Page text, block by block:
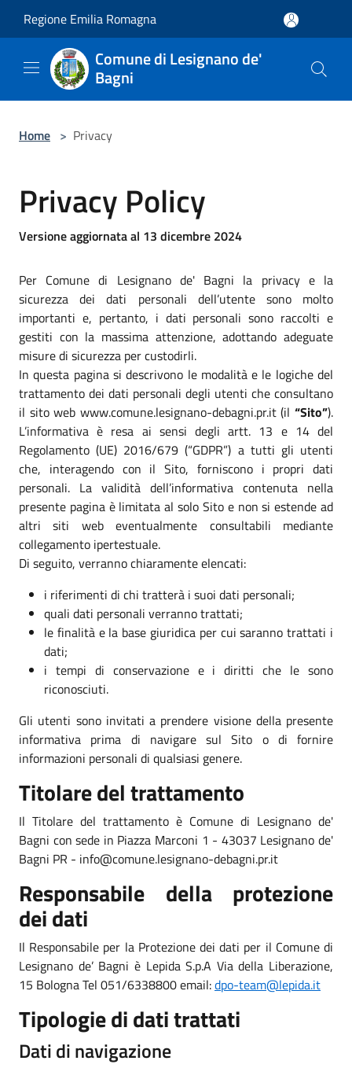
Regione Emilia Romagna
Comune di Lesignano de'
Bagni
Home > Privacy
Privacy Policy
Versione aggiornata al 13 dicembre 2024
Per Comune di Lesignano de' Bagni la privacy e la
sicurezza dei dati personali dell’utente sono molto
importanti e, pertanto, i dati personali sono raccolti e
gestiti con la massima attenzione, adottando adeguate
misure di sicurezza per custodirli.
In questa pagina si descrivono le modalità e le logiche del
trattamento dei dati personali degli utenti che consultano
il sito web www.comune.lesignano-debagni.pr.it (il “Sito”).
L’informativa è resa ai sensi degli artt. 13 e 14 del
Regolamento (UE) 2016/679 (“GDPR”) a tutti gli utenti
che, interagendo con il Sito, forniscono i propri dati
personali. La validità dell’informativa contenuta nella
presente pagina è limitata al solo Sito e non si estende ad
altri siti web eventualmente consultabili mediante
collegamento ipertestuale.
Di seguito, verranno chiaramente elencati:
i riferimenti di chi tratterà i suoi dati personali;
quali dati personali verranno trattati;
le finalità e la base giuridica per cui saranno trattati i
dati;
i tempi di conservazione e i diritti che le sono
riconosciuti.
Gli utenti sono invitati a prendere visione della presente
informativa prima di navigare sul Sito o di fornire
informazioni personali di qualsiasi genere.
Titolare del trattamento
Il Titolare del trattamento è Comune di Lesignano de'
Bagni con sede in Piazza Marconi 1 - 43037 Lesignano de'
Bagni PR - info@comune.lesignano-debagni.pr.it
Responsabile della protezione
dei dati
Il Responsabile per la Protezione dei dati per il Comune di
Lesignano de’ Bagni è Lepida S.p.A Via della Liberazione,
15 Bologna Tel 051/6338800 email:dpo-team@lepida.it
Tipologie di dati trattati
Dati di navigazione